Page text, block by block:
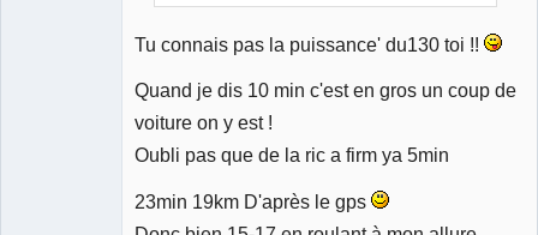
Tu connais pas la puissance' du130 toi !!
Quand je dis 10 min c'est en gros un coup de
voiture on y est !
Oubli pas que de la ric a firm ya 5min
23min 19km D'après le gps